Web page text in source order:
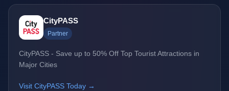
CityPASS
Partner
CityPASS - Save up to 50% Off Top Tourist Attractions in
Major Cities
Visit CityPASS Today →